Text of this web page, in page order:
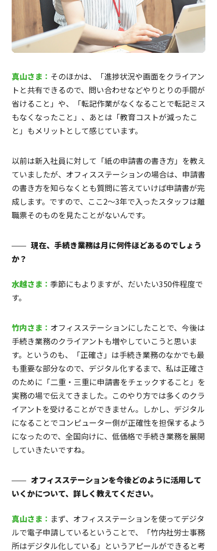
真山さま ： そのほかは、「進捗状況や画面をクライアン
トと共有できるので、問い合わせなどやりとりの手間が
省けること」や、「転記作業がなくなることで転記ミス
もなくなったこと」、あとは「教育コストが減ったこ
と」もメリットとして感じています。
以前は新入社員に対して「紙の申請書の書き方」を教え
ていましたが、オフィスステーションの場合は、申請書
の書き方を知らなくとも質問に答えていけば申請書が完
成します。ですので、ここ2～3年で入ったスタッフは離
職票そのものを見たことがないんです。
現在、手続き業務は月に何件ほどあるのでしょう
か？
水越さま ： 季節にもよりますが、だいたい350件程度で
す。
竹内さま ： オフィスステーションにしたことで、今後は
手続き業務のクライアントも増やしていこうと思いま
す。というのも、「正確さ」は手続き業務のなかでも最
も重要な部分なので、デジタル化するまで、私は正確さ
のために「二重・三重に申請書をチェックすること」を
実務の場で伝えてきました。このやり方では多くのクラ
イアントを受けることができません。しかし、デジタル
になることでコンピューター側が正確性を担保するよう
になったので、全国向けに、低価格で手続き業務を展開
していきたいですね。
オフィスステーションを今後どのように活用して
いくかについて、詳しく教えてください。
真山さま ： まず、オフィスステーションを使ってデジタ
ルで電子申請しているということで、「竹内社労士事務
所はデジタル化している」というアピールができると考